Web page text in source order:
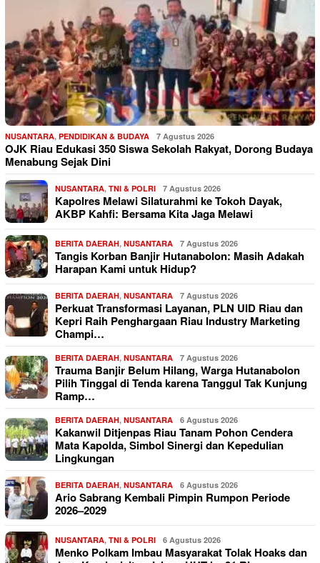
NUSANTARA, PENDIDIKAN & BUDAYA 7 Agustus 2026
OJK Riau Edukasi 350 Siswa Sekolah Rakyat, Dorong Budaya
Menabung Sejak Dini
NUSANTARA, TNI & POLRI 7 Agustus 2026
Kapolres Melawi Silaturahmi ke Tokoh Dayak,
AKBP Kahfi: Bersama Kita Jaga Melawi
BERITA DAERAH, NUSANTARA 7 Agustus 2026
Tangis Korban Banjir Hutanabolon: Masih Adakah
Harapan Kami untuk Hidup?
BERITA DAERAH, NUSANTARA 7 Agustus 2026
Perkuat Transformasi Layanan, PLN UID Riau dan
Kepri Raih Penghargaan Riau Industry Marketing
Champi…
BERITA DAERAH, NUSANTARA 7 Agustus 2026
Trauma Banjir Belum Hilang, Warga Hutanabolon
Pilih Tinggal di Tenda karena Tanggul Tak Kunjung
Ramp…
BERITA DAERAH, NUSANTARA 6 Agustus 2026
Kakanwil Ditjenpas Riau Tanam Pohon Cendera
Mata Kapolda, Simbol Sinergi dan Kepedulian
Lingkungan
BERITA DAERAH, NUSANTARA 6 Agustus 2026
Ario Sabrang Kembali Pimpin Rumpon Periode
2026–2029
NUSANTARA, TNI & POLRI 6 Agustus 2026
Menko Polkam Imbau Masyarakat Tolak Hoaks dan